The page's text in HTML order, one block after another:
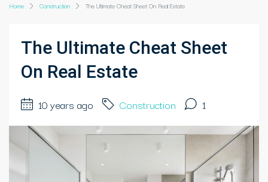
Home Construction The Ultimate Cheat Sheet On Real Estate
The Ultimate Cheat Sheet
On Real Estate
10 years ago Construction 1